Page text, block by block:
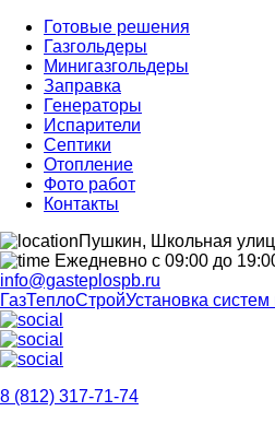
Готовые решения
Газгольдеры
Минигазгольдеры
Заправка
Генераторы
Испарители
Септики
Отопление
Фото работ
Контакты
Пушкин, Школьная
Ежедневно с 09:00 до
info@gasteplospb.ru
ГазТеплоСтройУстановка
8 (812) 317-71-74